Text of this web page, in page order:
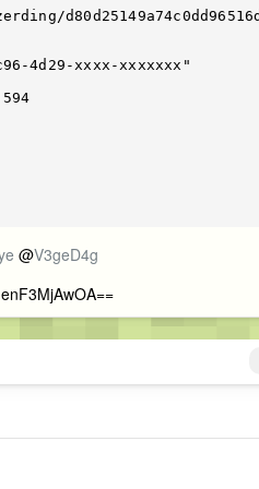
4d29-xxxx-xxxxxxx"
@V3geD4g